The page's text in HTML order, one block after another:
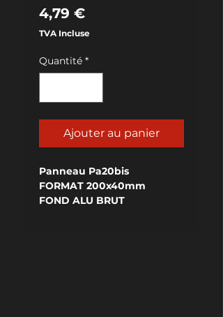
4,79 €Prix
TVA Incluse
Quantité *
Ajouter au panier
Panneau Pa20bis
FORMAT 200x40mm
FOND ALU BRUT